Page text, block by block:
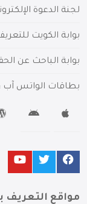
لجنة الدعوة
بوابة الكويت
بوابة الباحث عن
بطاقات الواتس آب
مواقع التعريف